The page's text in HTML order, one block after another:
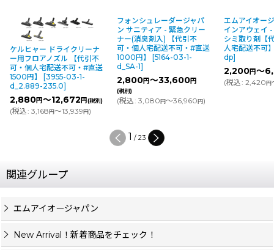
イクリーナ
ル 【代引不
不可・#直送
03-1-
]
円(税別)
～13,939円)
フォンシュレーダージャパ
ン サニティア - 緊急クリー
ナー(消臭剤入) 【代引不
可・個人宅配送不可・#直送
1000円】 [ 5164-03-1-
d_SA-1]
2,800 ～33,600円
(税別)
(税込: 3,080 ～36,960 円)
エムアイオージャパン ステ
インアウェイ - カーペット
シミ取り剤【代引不可・個
人宅配送不可】
466-19-1-
dp]
～6,500円(税別)
(税込: 2,420 ～7,150円)
2 /23
関連グループ
エムアイオージャパン
New Arrival！新着商品をチェック！